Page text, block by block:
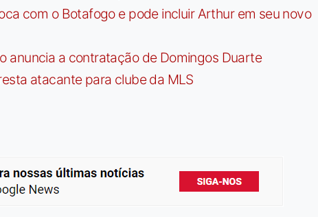
com o Botafogo e pode incluir Arthur em seu novo
anuncia a contratação de Domingos Duarte
atacante para clube da MLS